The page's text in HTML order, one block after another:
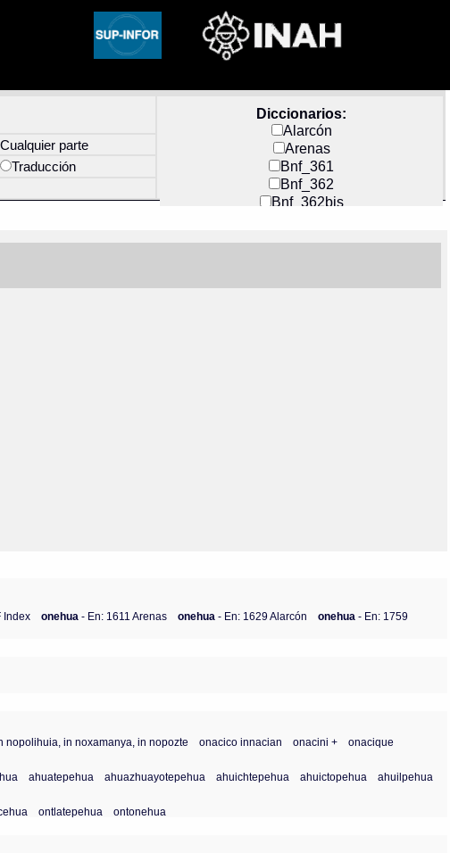
Diccionarios:
Alarcón
Arenas
Bnf_361
Bnf_362
Bnf_362bis
Docs_México
Cualquier parte
Traducción
Index onehua- En: 1611 Arenas onehua- En: 1629 Alarcón onehua- En: 1759
nopolihuia, in noxamanya, in nopozte onacico innacian onacini +
onacique
ahuatepehua ahuazhuayotepehua ahuichtepehua ahuictopehua
ahuilpehua
ontlatepehua ontonehua